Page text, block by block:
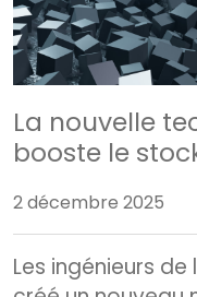
La nouvelle
booste le
2 décembre 2025
Les ingénieurs de